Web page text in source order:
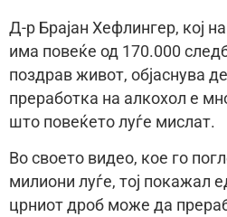
Д-р Брајан Хефлингер, кој
има повеќе од 170.000
поздрав живот, објаснува
преработка на алкохол е
што повеќето луѓе мислат.
Во своето видео, кое го
милиони луѓе, тој покажал
црниот дроб може да